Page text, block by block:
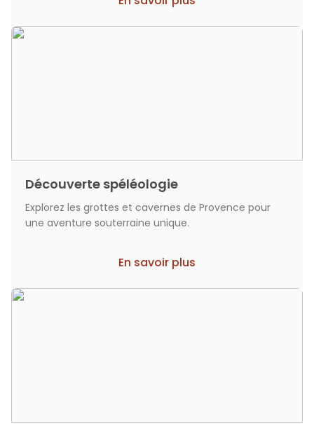
Découverte spéléologie
Explorez les grottes et cavernes de Provence pour
une aventure souterraine unique.
En savoir plus